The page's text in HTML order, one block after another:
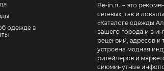
одежде в
Be-in.ru – это
сетевых, так и
«Каталоге одежды
вашего города и в
рецензий, адресов и телефонов
устроена модная
ритейлеров и
сиюминутные